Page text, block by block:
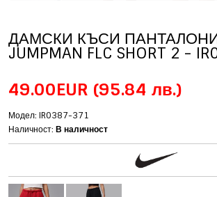
ДАМСКИ КЪСИ ПАНТАЛОНИ
JUMPMAN FLC SHORT 2 -
49.00EUR (95.84 лв.)
Модел: IR0387-371
Наличност:В наличност